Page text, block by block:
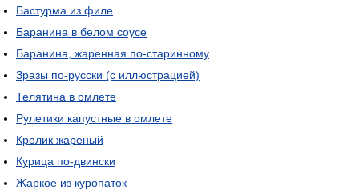
Бастурма из филе
Баранина в белом соусе
Баранина, жаренная по-старинному
Зразы по-русски (с иллюстрацией)
Телятина в омлете
Рулетики капустные в омлете
Кролик жареный
Курица по-двински
Жаркое из куропаток